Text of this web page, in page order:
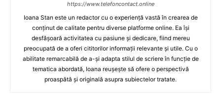
https://www.telefoncontact.online
Ioana Stan este un redactor cu o experiență vastă în crearea de
conținut de calitate pentru diverse platforme online. Ea își
desfășoară activitatea cu pasiune și dedicare, fiind mereu
preocupată de a oferi cititorilor informații relevante și utile. Cu o
abilitate remarcabilă de a-și adapta stilul de scriere în funcție de
tematica abordată, Ioana reușește să ofere o perspectivă
proaspătă și originală asupra subiectelor tratate.